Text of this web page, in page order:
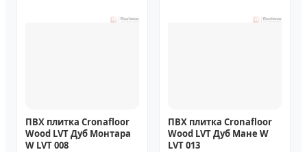
ПВХ плитка Cronafloor
Wood LVT Дуб Монтара
W LVT 008
ПВХ плитка Cronafloor
Wood LVT Дуб Мане W
LVT 013